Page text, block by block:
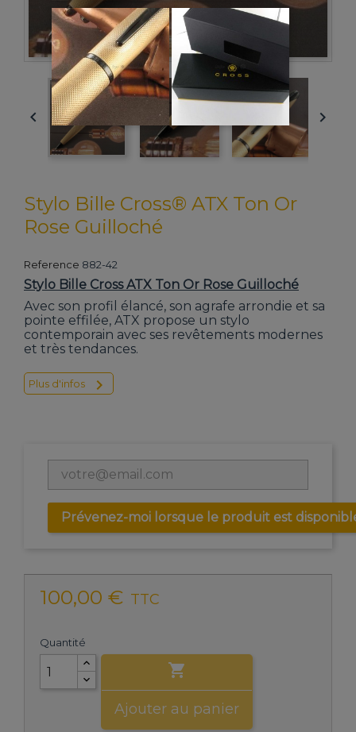
 
Stylo Bille Cross® ATX Ton Or
Rose Guilloché
Reference 882-42
Stylo Bille Cross ATX Ton Or Rose Guilloché
Avec son profil élancé, son agrafe arrondie et sa
pointe effilée, ATX propose un stylo
contemporain avec ses revêtements modernes
et très tendances.
Plus d'infos 
Prévenez-moi lorsque le produit est
100,00 € TTC
Quantité

Ajouter au panier